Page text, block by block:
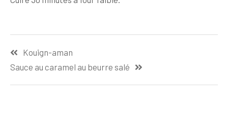
Kouign-aman
Sauce au caramel au beurre salé